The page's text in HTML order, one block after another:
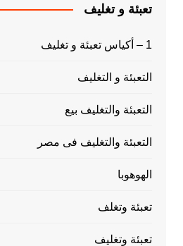
تعبئة و تغليف
1 – أكياس تعبئة و تغليف
التعبئة و التغليف
التعبئة والتغليف بيع
التعبئة والتغليف فى مصر
الهوهوبا
تعبئة وتغلف
تعبئة وتغليف